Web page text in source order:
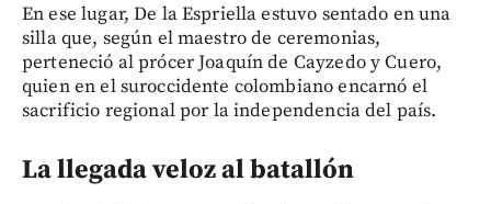
En ese lugar, De la Espriella estuvo sentado en una
silla que, según el maestro de ceremonias,
perteneció al prócer Joaquín de Cayzedo y Cuero,
quien en el suroccidente colombiano encarnó el
sacrificio regional por la independencia del país.
La llegada veloz al batallón